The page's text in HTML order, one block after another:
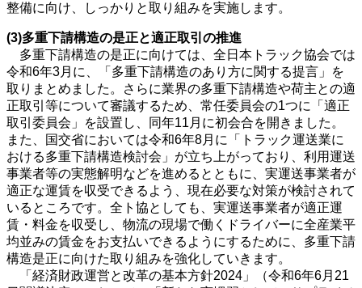
整備に向け、しっかりと取り組みを実施します。
(3)多重下請構造の是正と適正取引の推進
多重下請構造の是正に向けては、全日本トラック協会では
令和6年3月に、「多重下請構造のあり方に関する提言」を
取りまとめました。さらに業界の多重下請構造や荷主との適
正取引等について審議するため、常任委員会の1つに「適正
取引委員会」を設置し、同年11月に初会合を開きました。
また、国交省においては令和6年8月に「トラック運送業に
おける多重下請構造検討会」が立ち上がっており、利用運送
事業者等の実態解明などを進めるとともに、実運送事業者が
適正な運賃を収受できるよう、現在必要な対策が検討されて
いるところです。全ト協としても、実運送事業者が適正運
賃・料金を収受し、物流の現場で働くドライバーに全産業平
均並みの賃金をお支払いできるようにするために、多重下請
構造是正に向けた取り組みを強化していきます。
「経済財政運営と改革の基本方針2024」（令和6年6月21